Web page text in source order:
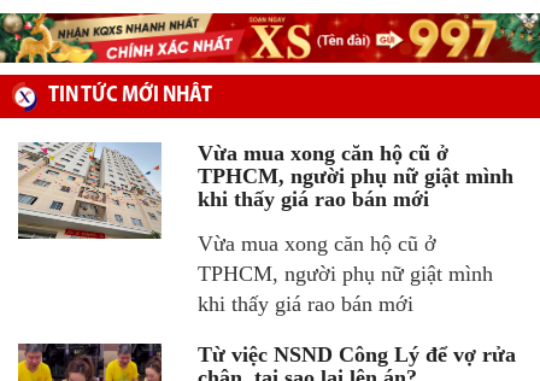
TIN TỨC MỚI NHÂT
Vừa mua xong căn hộ cũ ở
TPHCM, người phụ nữ giật mình
khi thấy giá rao bán mới
Vừa mua xong căn hộ cũ ở
TPHCM, người phụ nữ giật mình
khi thấy giá rao bán mới
Từ việc NSND Công Lý để vợ rửa